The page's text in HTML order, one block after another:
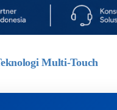
Multi-Touch